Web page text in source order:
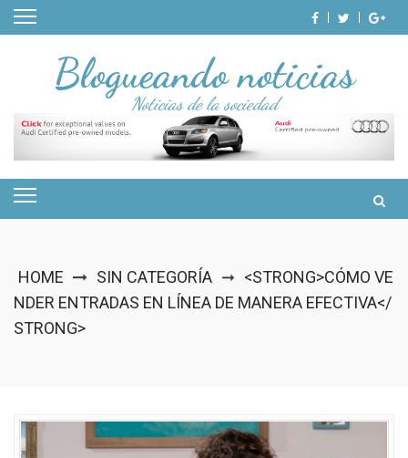
Skip
Blogueando noticias
Noticias de la sociedad
HOME SIN CATEGORÍA ➞ <STRONG>CÓMO VE
NDER ENTRADAS EN LÍNEA DE MANERA EFECTIVA</
STRONG>